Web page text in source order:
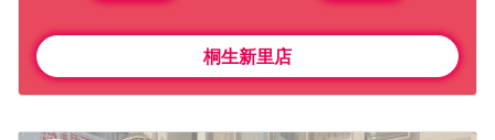
桐生新里店